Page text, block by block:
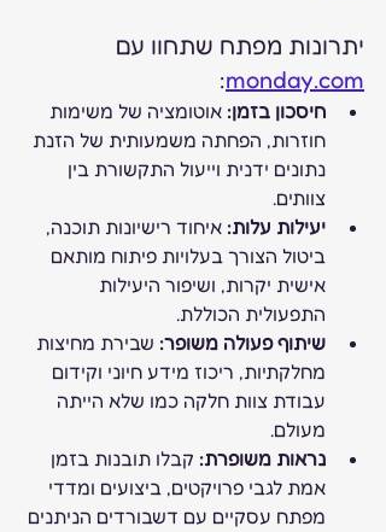
יתרונות מפתח שתחוו עם
monday.com
:
חיסכון בזמן: אוטומציה של משימות
חוזרות, הפחתה משמעותית של הזנת
נתונים ידנית וייעול התקשורת בין
צוותים.
יעילות עלות: איחוד רישיונות תוכנה,
ביטול הצורך בעלויות פיתוח מותאם
אישית יקרות, ושיפור היעילות
התפעולית הכוללת.
שיתוף פעולה משופר: שבירת מחיצות
מחלקתיות, ריכוז מידע חיוני וקידום
עבודת צוות חלקה כמו שלא הייתה
מעולם.
נראות משופרת: קבלו תובנות בזמן
אמת לגבי פרויקטים, ביצועים ומדדי
מפתח עסקיים עם דשבורדים הניתנים